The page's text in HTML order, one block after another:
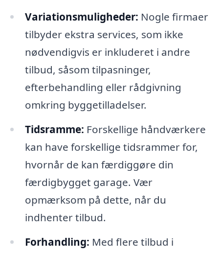
Variationsmuligheder: Nogle firmaer
tilbyder ekstra services, som ikke
nødvendigvis er inkluderet i andre
tilbud, såsom tilpasninger,
efterbehandling eller rådgivning
omkring byggetilladelser.
Tidsramme: Forskellige håndværkere
kan have forskellige tidsrammer for,
hvornår de kan færdiggøre din
færdigbygget garage. Vær
opmærksom på dette, når du
indhenter tilbud.
Forhandling: Med flere tilbud i